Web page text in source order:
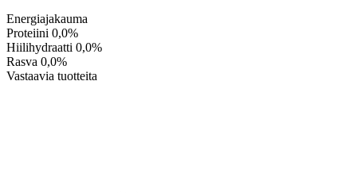
Energiajakauma
Proteiini 0,0%
Hiilihydraatti 0,0%
Rasva 0,0%
Vastaavia tuotteita